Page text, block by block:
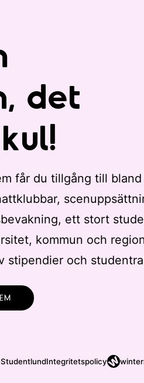
det
får du tillgång till
ett stort
kommun och
stipendier och
Integritetspolicy